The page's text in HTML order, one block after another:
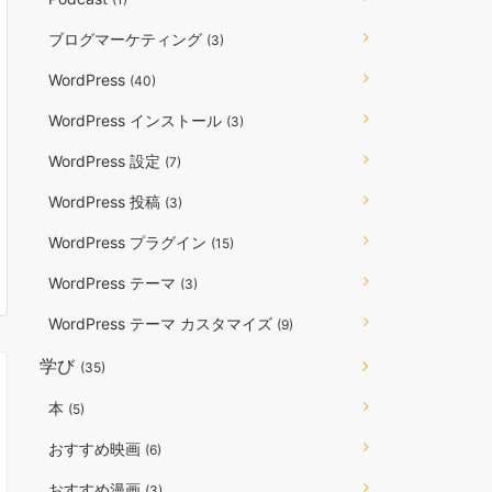
ブログマーケティング (3)
WordPress (40)
WordPress インストール (3)
WordPress 設定 (7)
WordPress 投稿 (3)
WordPress プラグイン (15)
WordPress テーマ (3)
WordPress テーマ カスタマイズ (9)
学び (35)
本 (5)
おすすめ映画 (6)